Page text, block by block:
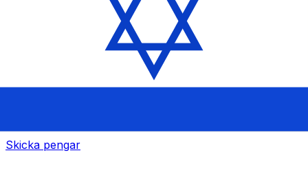
XE Internationella valutaöverföringar
Skicka pengar online snabbt, säkert och enkelt.
Skicka pengar